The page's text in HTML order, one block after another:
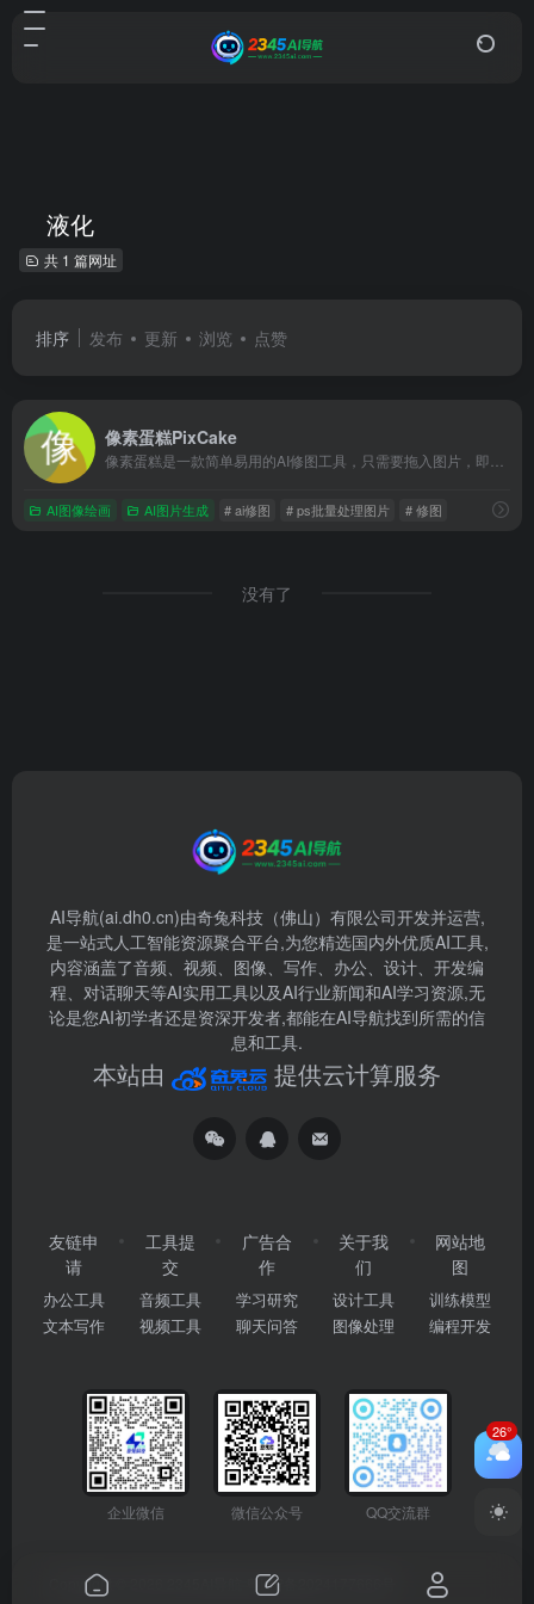
液化
共 1 篇网址
排序 发布 更新 浏览 点赞
像素蛋糕PixCake
AI图像绘画 AI图片生成 # ai修图 # ps批量处理图片 # 修图
没有了
AI导航(ai.dh0.cn)由奇兔科技（佛山）有限公司开发并运营,
是一站式人工智能资源聚合平台,为您精选国内外优质AI工具,
内容涵盖了音频、视频、图像、写作、办公、设计、开发编
程、对话聊天等AI实用工具以及AI行业新闻和AI学习资源,无
论是您AI初学者还是资深开发者,都能在AI导航找到所需的信
息和工具.
本站由 提供云计算服务
友链申
请
办公工具
文本写作
工具提
交
音频工具
视频工具
广告合
作
学习研究
聊天问答
关于我
们
设计工具
图像处理
网站地
图
训练模型
编程开发
企业微信 微信公众号 QQ交流群
Copyright © 2026 粤ICP备2024177666号
26°